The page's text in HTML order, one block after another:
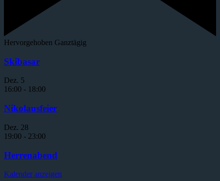
Hervorgehoben Ganztägig
Skibasar
Dez. 5
16:00 - 18:00
Nikolausfeier
Dez. 28
19:00 - 23:00
Herrenabend
Kalender anzeigen